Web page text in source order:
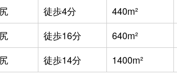
徒歩4分 440m²
徒歩16分 640m²
徒歩14分 1400m²